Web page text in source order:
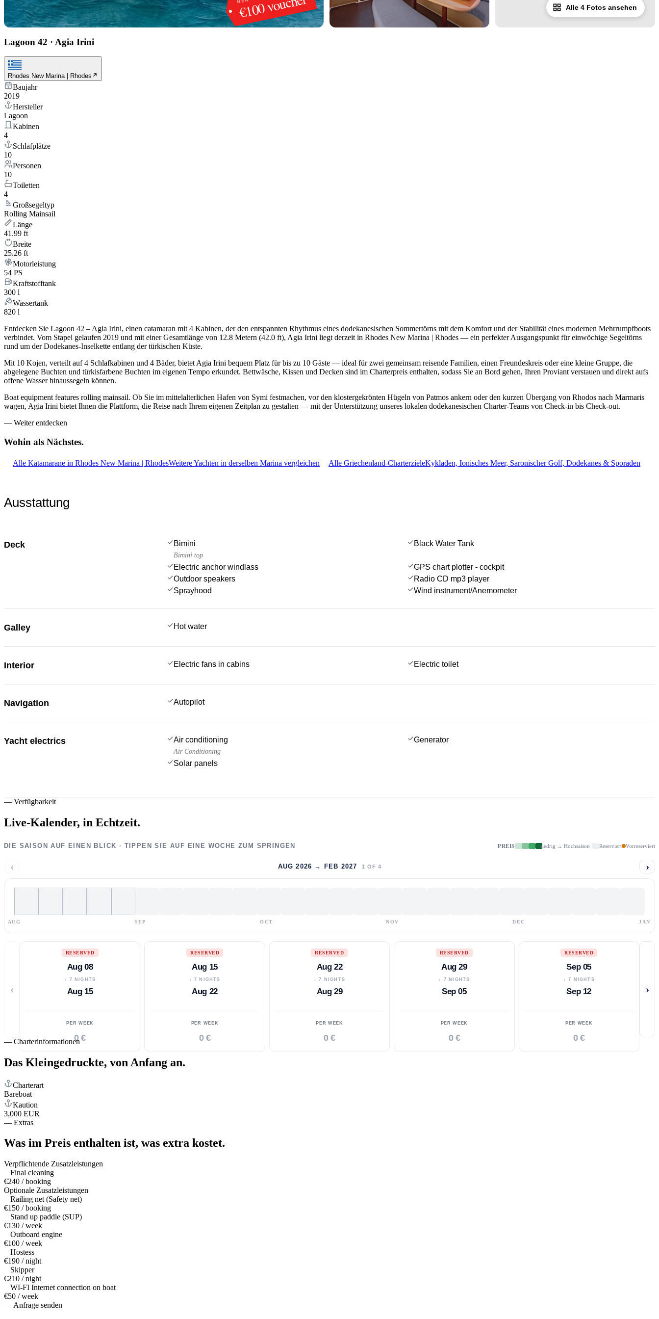
Alle 4 Fotos ansehen
Lagoon 42 · Agia Irini
Rhodes New Marina | Rhodes
Baujahr
2019
Hersteller
Lagoon
Kabinen
4
Schlafplätze
10
Personen
10
Toiletten
4
Großsegeltyp
Rolling Mainsail
Länge
41.99 ft
Breite
25.26 ft
Motorleistung
54 PS
Kraftstofftank
300 l
Wassertank
820 l
Entdecken Sie Lagoon 42 – Agia Irini, einen catamaran mit 4 Kabinen, der den entspannten Rhythmus eines dodekanesischen Sommertörns mit dem Komfort und der Stabilität eines modernen Mehrrumpfboots
verbindet. Vom Stapel gelaufen 2019 und mit einer Gesamtlänge von 12.8 Metern (42.0 ft), Agia Irini liegt derzeit in Rhodes New Marina | Rhodes — ein perfekter Ausgangspunkt für einwöchige Segeltörns
rund um der Dodekanes-Inselkette entlang der türkischen Küste.
Mit 10 Kojen, verteilt auf 4 Schlafkabinen und 4 Bäder, bietet Agia Irini bequem Platz für bis zu 10 Gäste — ideal für zwei gemeinsam reisende Familien, einen Freundeskreis oder eine kleine Gruppe, die
abgelegene Buchten und türkisfarbene Buchten im eigenen Tempo erkundet. Bettwäsche, Kissen und Decken sind im Charterpreis enthalten, sodass Sie an Bord gehen, Ihren Proviant verstauen und direkt aufs
offene Wasser hinaussegeln können.
Boat equipment features rolling mainsail. Ob Sie im mittelalterlichen Hafen von Symi festmachen, vor den klostergekrönten Hügeln von Patmos ankern oder den kurzen Übergang von Rhodos nach Marmaris
wagen, Agia Irini bietet Ihnen die Plattform, die Reise nach Ihrem eigenen Zeitplan zu gestalten — mit der Unterstützung unseres lokalen dodekanesischen Charter-Teams von Check-in bis Check-out.
— Weiter entdecken
Wohin als Nächstes.
Alle Katamarane in Rhodes New Marina | RhodesWeitere Yachten in derselben Marina vergleichen Alle Griechenland-CharterzieleKykladen, Ionisches Meer, Saronischer Golf, Dodekanes & Sporaden
Ausstattung
Deck Bimini
Bimini top
Black Water Tank
Electric anchor windlass
GPS chart plotter - cockpit
Outdoor speakers
Radio CD mp3 player
Sprayhood
Wind instrument/Anemometer
Galley Hot water
Interior Electric fans in cabins Electric toilet
Navigation Autopilot
Yacht electrics Air conditioning
Air Conditioning
Generator
Solar panels
— Verfügbarkeit
Live-Kalender, in Echtzeit.
DIE SAISON AUF EINEN BLICK · TIPPEN SIE AUF EINE WOCHE ZUM SPRINGEN PREIS niedrig → Hochsaison Reserviert Vorreserviert
‹ AUG 2026 → FEB 2027 1 OF 4 ›
AUG SEP OCT NOV DEC JAN
‹
RESERVED
Aug 08
↓ 7 NIGHTS
Aug 15
PER WEEK
0 €
RESERVED
Aug 15
↓ 7 NIGHTS
Aug 22
PER WEEK
0 €
RESERVED
Aug 22
↓ 7 NIGHTS
Aug 29
PER WEEK
0 €
RESERVED
Aug 29
↓ 7 NIGHTS
Sep 05
PER WEEK
0 €
RESERVED
Sep 05
↓ 7 NIGHTS
Sep 12
PER WEEK
0 €
›
— Charterinformationen
Das Kleingedruckte, von Anfang an.
Charterart
Bareboat
Kaution
3,000 EUR
— Extras
Was im Preis enthalten ist, was extra kostet.
Verpflichtende Zusatzleistungen
Final cleaning
€240 / booking
Optionale Zusatzleistungen
Railing net (Safety net)
€150 / booking
Stand up paddle (SUP)
€130 / week
Outboard engine
€100 / week
Hostess
€190 / night
Skipper
€210 / night
WI-FI Internet connection on boat
€50 / week
— Anfrage senden